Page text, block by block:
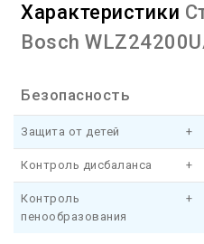
Характеристики
Bosch
Безопасность
Защита от детей +
Контроль дисбаланса +
Контроль
пенообразования
+